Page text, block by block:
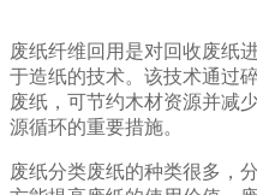
废纸纤维回用是对回收废纸
于造纸的技术。该技术通过
废纸，可节约木材资源并减
源循环的重要措施。
废纸分类废纸的种类很多，